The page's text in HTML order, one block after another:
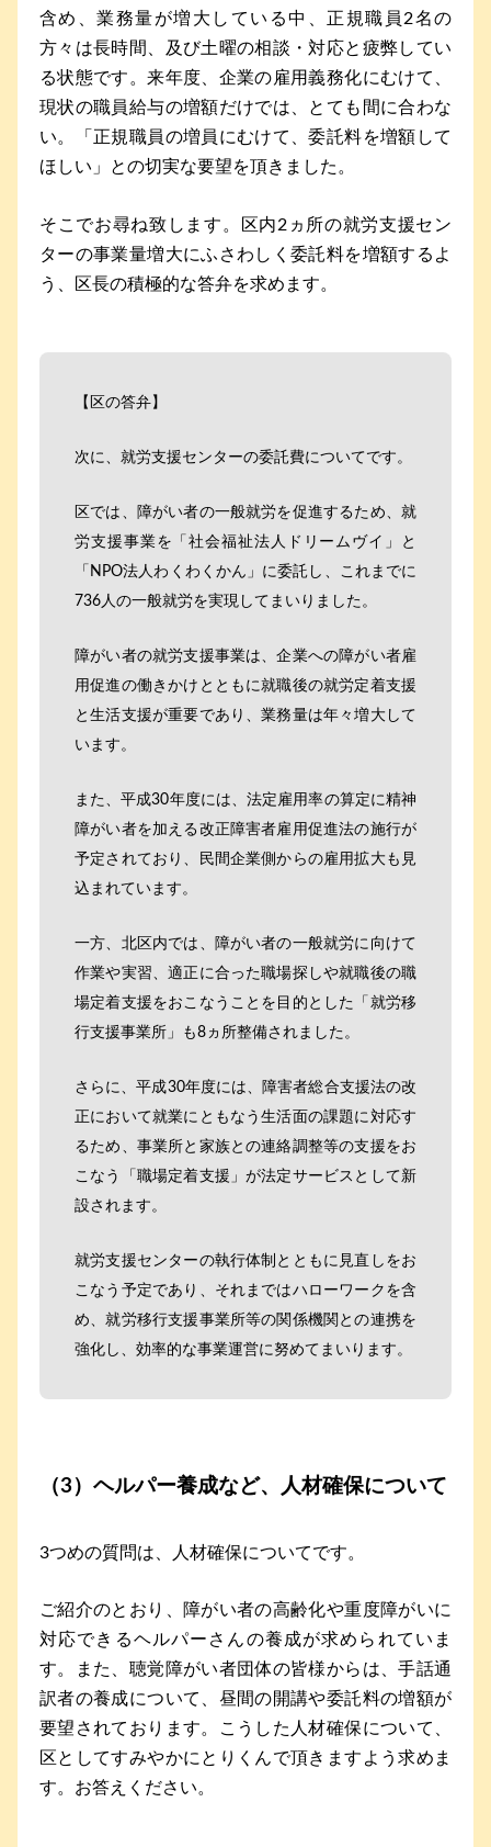
含め、業務量が増大している中、正規職員2名の
方々は長時間、及び土曜の相談・対応と疲弊してい
る状態です。来年度、企業の雇用義務化にむけて、
現状の職員給与の増額だけでは、とても間に合わな
い。「正規職員の増員にむけて、委託料を増額して
ほしい」との切実な要望を頂きました。
そこでお尋ね致します。区内2ヵ所の就労支援セン
ターの事業量増大にふさわしく委託料を増額するよ
う、区長の積極的な答弁を求めます。
【区の答弁】
次に、就労支援センターの委託費についてです。
区では、障がい者の一般就労を促進するため、就
労支援事業を「社会福祉法人ドリームヴイ」と
「NPO法人わくわくかん」に委託し、これまでに
736人の一般就労を実現してまいりました。
障がい者の就労支援事業は、企業への障がい者雇
用促進の働きかけとともに就職後の就労定着支援
と生活支援が重要であり、業務量は年々増大して
います。
また、平成30年度には、法定雇用率の算定に精神
障がい者を加える改正障害者雇用促進法の施行が
予定されており、民間企業側からの雇用拡大も見
込まれています。
一方、北区内では、障がい者の一般就労に向けて
作業や実習、適正に合った職場探しや就職後の職
場定着支援をおこなうことを目的とした「就労移
行支援事業所」も8ヵ所整備されました。
さらに、平成30年度には、障害者総合支援法の改
正において就業にともなう生活面の課題に対応す
るため、事業所と家族との連絡調整等の支援をお
こなう「職場定着支援」が法定サービスとして新
設されます。
就労支援センターの執行体制とともに見直しをお
こなう予定であり、それまではハローワークを含
め、就労移行支援事業所等の関係機関との連携を
強化し、効率的な事業運営に努めてまいります。
（3）ヘルパー養成など、人材確保について
3つめの質問は、人材確保についてです。
ご紹介のとおり、障がい者の高齢化や重度障がいに
対応できるヘルパーさんの養成が求められていま
す。また、聴覚障がい者団体の皆様からは、手話通
訳者の養成について、昼間の開講や委託料の増額が
要望されております。こうした人材確保について、
区としてすみやかにとりくんで頂きますよう求めま
す。お答えください。